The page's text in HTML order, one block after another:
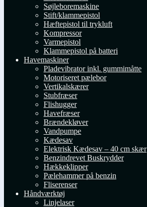
Søjleboremaskine
Stift/klammepistol
Hæftepistol til trykluft
Kompressor
Varmepistol
Klammepistol på batteri
Havemaskiner
Pladevibrator inkl. gummimåtte
Motoriseret pælebor
Vertikalskærer
Stubfræser
Flishugger
Havefræser
Brændekløver
Vandpumpe
Kædesav
Elektrisk Kædesav – 40 cm skær
Benzindrevet Buskrydder
Hækkeklipper
Pælehammer på benzin
Fliserenser
Håndværktøj
Linjelaser